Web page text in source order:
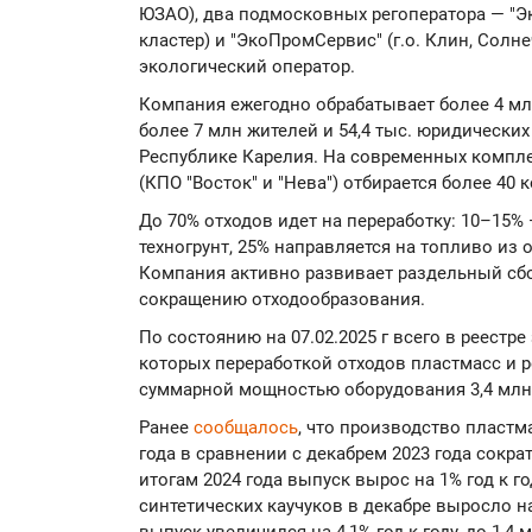
ЮЗАО), два подмосковных регоператора —
кластер) и "ЭкоПромСервис" (г.о. Клин,
экологический оператор.
Компания ежегодно обрабатывает более 4
более 7 млн жителей и 54,4 тыс.
Республике Карелия. На современных
(КПО "Восток" и "Нева") отбирается более 40
До 70% отходов идет на переработку:
техногрунт, 25% направляется на топливо
Компания активно развивает раздельный
сокращению отходообразования.
По состоянию на 07.02.2025 г всего в
которых переработкой отходов пластмасс и
суммарной мощностью оборудования 3,4 млн
Ранее сообщалось, что производство
года в сравнении с декабрем 2023 года
итогам 2024 года выпуск вырос на 1% год к
синтетических каучуков в декабре выросло